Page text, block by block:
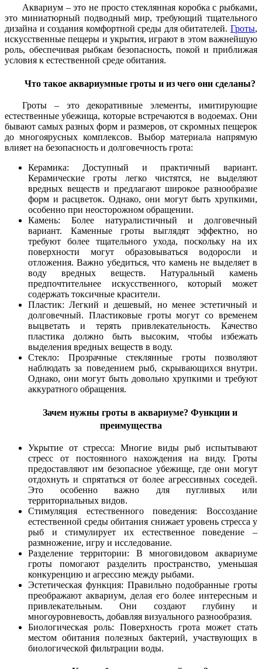
Аквариум – это не просто стеклянная коробка с рыбками,
это миниатюрный подводный мир, требующий тщательного
дизайна и создания комфортной среды для обитателей. Гроты,
искусственные пещеры и укрытия, играют в этом важнейшую
роль, обеспечивая рыбкам безопасность, покой и приближая
условия к естественной среде обитания.
Что такое аквариумные гроты и из чего они сделаны?
Гроты – это декоративные элементы, имитирующие
естественные убежища, которые встречаются в водоемах. Они
бывают самых разных форм и размеров, от скромных пещерок
до многоярусных комплексов. Выбор материала напрямую
влияет на безопасность и долговечность грота:
Керамика: Доступный и практичный вариант.
Керамические гроты легко чистятся, не выделяют
вредных веществ и предлагают широкое разнообразие
форм и расцветок. Однако, они могут быть хрупкими,
особенно при неосторожном обращении.
Камень: Более натуралистичный и долговечный
вариант. Каменные гроты выглядят эффектно, но
требуют более тщательного ухода, поскольку на их
поверхности могут образовываться водоросли и
отложения. Важно убедиться, что камень не выделяет в
воду вредных веществ. Натуральный камень
предпочтительнее искусственного, который может
содержать токсичные красители.
Пластик: Легкий и дешевый, но менее эстетичный и
долговечный. Пластиковые гроты могут со временем
выцветать и терять привлекательность. Качество
пластика должно быть высоким, чтобы избежать
выделения вредных веществ в воду.
Стекло: Прозрачные стеклянные гроты позволяют
наблюдать за поведением рыб, скрывающихся внутри.
Однако, они могут быть довольно хрупкими и требуют
аккуратного обращения.
Зачем нужны гроты в аквариуме? Функции и
преимущества
Укрытие от стресса: Многие виды рыб испытывают
стресс от постоянного нахождения на виду. Гроты
предоставляют им безопасное убежище, где они могут
отдохнуть и спрятаться от более агрессивных соседей.
Это особенно важно для пугливых или
территориальных видов.
Стимуляция естественного поведения: Воссоздание
естественной среды обитания снижает уровень стресса у
рыб и стимулирует их естественное поведение –
размножение, игру и исследование.
Разделение территории: В многовидовом аквариуме
гроты помогают разделить пространство, уменьшая
конкуренцию и агрессию между рыбами.
Эстетическая функция: Правильно подобранные гроты
преображают аквариум, делая его более интересным и
привлекательным. Они создают глубину и
многоуровневость, добавляя визуального разнообразия.
Биологическая роль: Поверхность грота может стать
местом обитания полезных бактерий, участвующих в
биологической фильтрации воды.